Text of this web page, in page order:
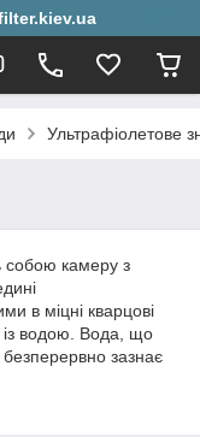
Ультрафіолетове
собою камеру з
в міцні кварцові
із водою. Вода, що
зазнає